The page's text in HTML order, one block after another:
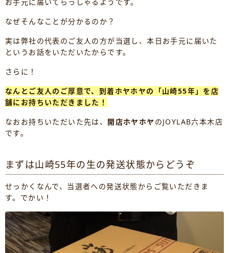
なぜそんなことが分かるのか？
実は弊社の代表のご友人の方が当選し、本日お手元に届いた
というお話をいただいたからです。
さらに！
なんとご友人のご厚意で、到着ホヤホヤの「山崎55年」を店
舗にお持ちいただきました！
なおお持ちいただいた先は、 開店ホヤホヤ のJOYLAB六本木店
です。
まずは山崎55年の生の発送状態からどうぞ
せっかくなんで、当選者への発送状態からご覧いただきま
す。でかい！